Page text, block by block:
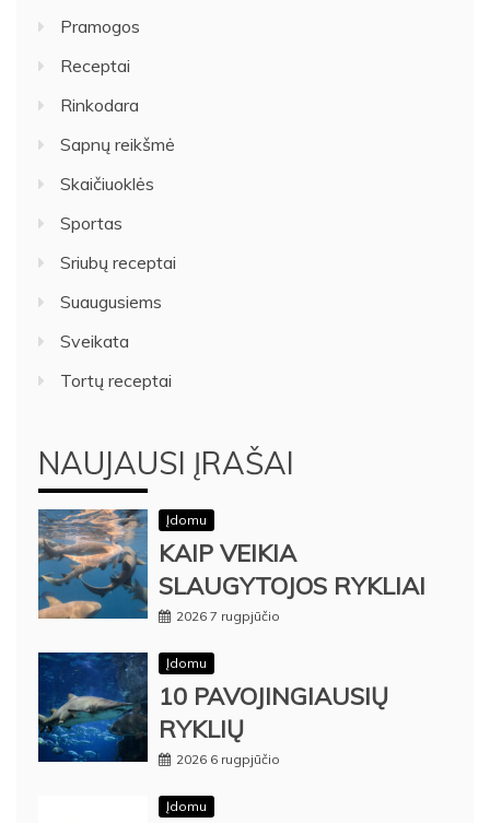
Pramogos
Receptai
Rinkodara
Sapnų reikšmė
Skaičiuoklės
Sportas
Sriubų receptai
Suaugusiems
Sveikata
Tortų receptai
NAUJAUSI ĮRAŠAI
Įdomu
KAIP VEIKIA
SLAUGYTOJOS RYKLIAI
2026 7 rugpjūčio
Įdomu
10 PAVOJINGIAUSIŲ
RYKLIŲ
2026 6 rugpjūčio
Įdomu